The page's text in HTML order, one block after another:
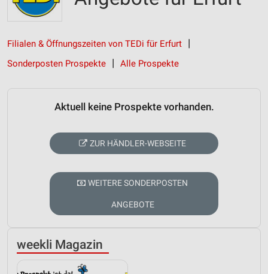
Filialen & Öffnungszeiten von TEDi für Erfurt
Sonderposten Prospekte
Alle Prospekte
Aktuell keine Prospekte vorhanden.
ZUR HÄNDLER-WEBSEITE
WEITERE SONDERPOSTEN
ANGEBOTE
weekli Magazin